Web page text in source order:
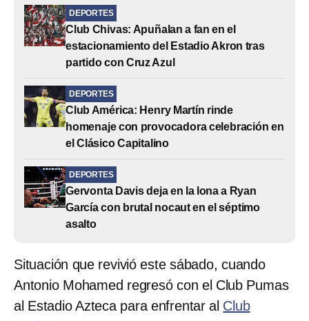
DEPORTES
Club Chivas: Apuñalan a fan en el
estacionamiento del Estadio Akron tras
partido con Cruz Azul
DEPORTES
Club América: Henry Martín rinde
homenaje con provocadora celebración en
el Clásico Capitalino
DEPORTES
Gervonta Davis deja en la lona a Ryan
García con brutal nocaut en el séptimo
asalto
Situación que revivió este sábado, cuando
Antonio Mohamed regresó con el Club Pumas
al Estadio Azteca para enfrentar al Club